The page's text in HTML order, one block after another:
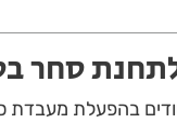
סחר
בהפעלת מעבדת